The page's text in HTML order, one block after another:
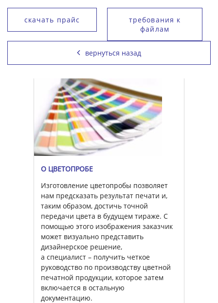
скачать прайс
требования к
файлам
вернуться назад
О ЦВЕТОПРОБЕ
Изготовление цветопробы позволяет
нам предсказать результат печати и,
таким образом, достичь точной
передачи цвета в будущем тираже. С
помощью этого изображения заказчик
может визуально представить
дизайнерское решение,
а специалист – получить четкое
руководство по производству цветной
печатной продукции, которое затем
включается в остальную
документацию.